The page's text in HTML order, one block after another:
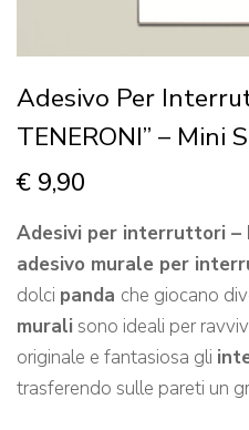
Adesivo Per
TENERONI” – Mini
€ 9,90
Adesivi per interruttori –
adesivo murale per
dolci panda che giocano
murali sono ideali per
originale e fantasiosa gli
trasferendo sulle pareti un